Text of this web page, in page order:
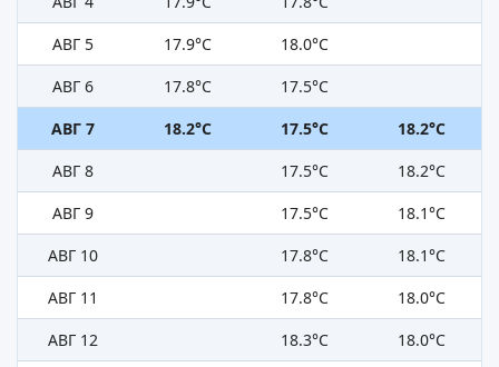
АВГ 5
17.9°C
18.0°C
АВГ 6
17.8°C
17.5°C
АВГ 7
18.2°C 17.5°C
18.2°C
АВГ 8
17.5°C
18.2°C
АВГ 9
17.5°C
18.1°C
АВГ 10
17.8°C
18.1°C
АВГ 11
17.8°C
18.0°C
АВГ 12
18.3°C
18.0°C